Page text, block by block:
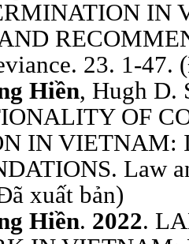
IN
23. 1-47.
Hiền, Hugh D.
OF
IN VIETNAM:
Law
xuất bản)
Hiền. 2022.